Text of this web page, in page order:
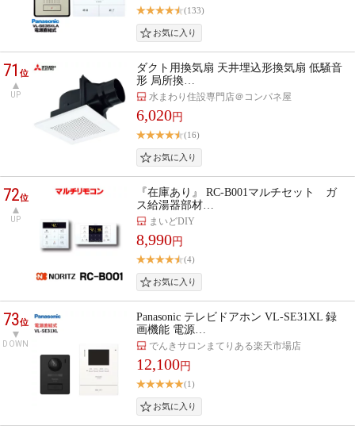
(133)
71位
UP
ダクト用換気扇 天井埋込形換気扇 低騒音
形 局所換…
水まわり住設専門店＠コンパネ屋
6,020円
(16)
72位
UP
『在庫あり』 RC-B001マルチセット ガ
ス給湯器部材…
まいどDIY
8,990円
(4)
73位
DOWN
Panasonic テレビドアホン VL-SE31XL 録
画機能 電源…
でんきサロンまてりある楽天市場店
12,100円
(1)